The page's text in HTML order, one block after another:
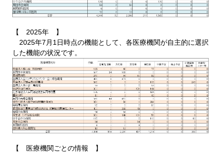
【 2025年 】
2025年7月1日時点の機能として、各医療機関が自主的に選択
した機能の状況です。
【 医療機関ごとの情報 】